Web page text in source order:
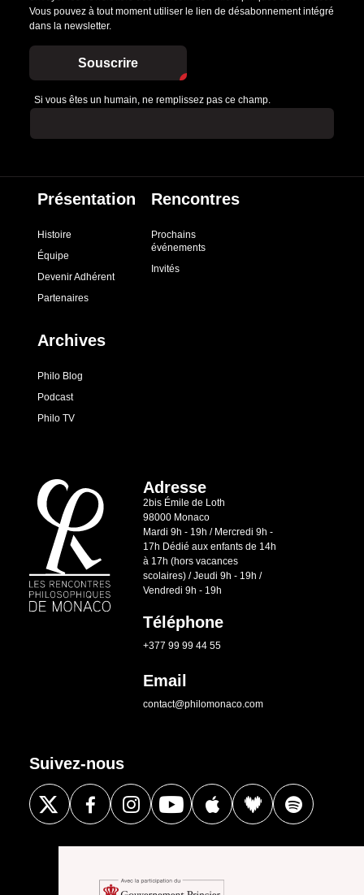
Vous pouvez à tout moment utiliser le lien de désabonnement intégré
dans la newsletter.
Souscrire
Si vous êtes un humain, ne remplissez pas ce champ.
Présentation
Histoire
Équipe
Devenir Adhérent
Partenaires
Rencontres
Prochains
événements
Invités
Archives
Philo Blog
Podcast
Philo TV
Adresse
2bis Émile de Loth
98000 Monaco
Mardi 9h - 19h / Mercredi 9h -
17h Dédié aux enfants de 14h
à 17h (hors vacances
scolaires) / Jeudi 9h - 19h /
Vendredi 9h - 19h
Téléphone
+377 99 99 44 55
Email
contact@philomonaco.com
Suivez-nous